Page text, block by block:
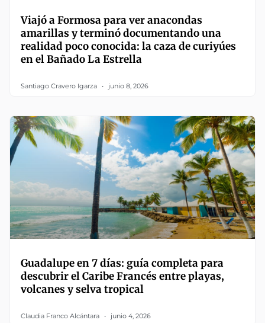
Viajó a Formosa para ver anacondas
amarillas y terminó documentando una
realidad poco conocida: la caza de curiyúes
en el Bañado La Estrella
Santiago Cravero Igarza junio 8, 2026
Guadalupe en 7 días: guía completa para
descubrir el Caribe Francés entre playas,
volcanes y selva tropical
Claudia Franco Alcántara junio 4, 2026